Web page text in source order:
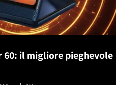
60: il migliore pieghevole